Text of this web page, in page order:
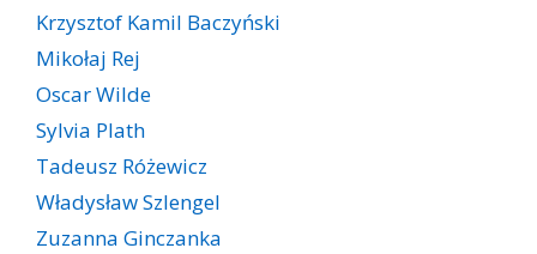
Krzysztof Kamil Baczyński
Mikołaj Rej
Oscar Wilde
Sylvia Plath
Tadeusz Różewicz
Władysław Szlengel
Zuzanna Ginczanka